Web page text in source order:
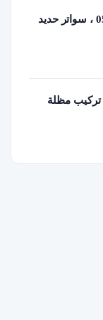
تركيب سواتر حديد الظهران ت: 0559002951 ، سواتر حديد
القطيف ت: 0559002951 – تركيب مظلة